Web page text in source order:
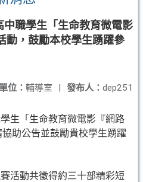
職學生「生命教育微電影
動，鼓勵本校學生踴躍參
發布人： dep251
位： 輔導室 |
生「生命教育微電影『網路
助公告並鼓勵貴校學生踴躍
活動共徵得約三十部精彩短